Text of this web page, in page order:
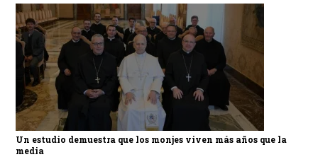
Un estudio demuestra que los monjes viven más años que la
media